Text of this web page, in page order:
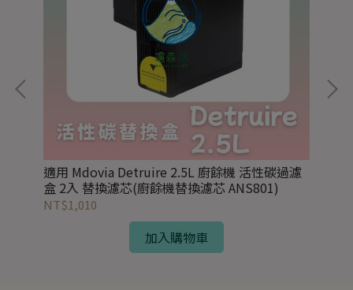
適用 Mdovia Detruire 2.5L 廚餘機 活性碳過濾
盒 2入 替換濾芯(廚餘機替換濾芯 ANS801)
NT$1,010
加入購物車